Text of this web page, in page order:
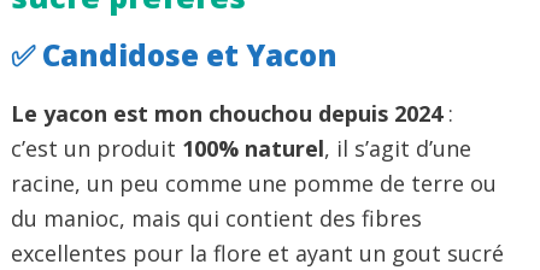
✅ Candidose et Yacon
Le yacon est mon chouchou depuis 2024:
c’est un produit 100% naturel, il s’agit d’une
racine, un peu comme une pomme de terre ou
du manioc, mais qui contient des fibres
excellentes pour la flore et ayant un gout sucré